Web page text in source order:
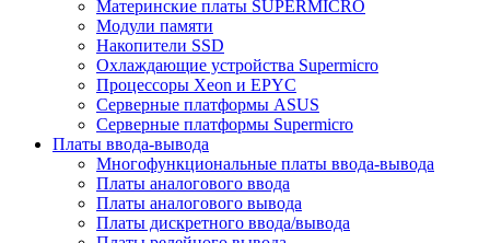
Материнские платы SUPERMICRO
Модули памяти
Накопители SSD
Охлаждающие устройства Supermicro
Процессоры Xeon и EPYC
Серверные платформы ASUS
Серверные платформы Supermicro
Платы ввода-вывода
Многофункциональные платы ввода-вывода
Платы аналогового ввода
Платы аналогового вывода
Платы дискретного ввода/вывода